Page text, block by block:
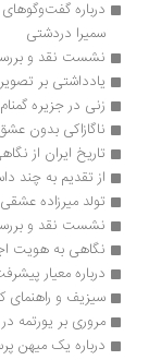
سمیرا دردشتی
نشست نقد و بررسی
یادداشتی بر تصویر
زنی در جزیره گمنام،
ناگازاکی بدون عشق |
تاریخ ایران از نگاهی
از تقدیم به چند داستان
تولد میرزاده عشقی در
نشست نقد و بررسی
نگاهی به هویت
درباره معیار پیشرفت
سیزیف و راهنمای
مروری بر یورتمه در
درباره یک میهن پرست